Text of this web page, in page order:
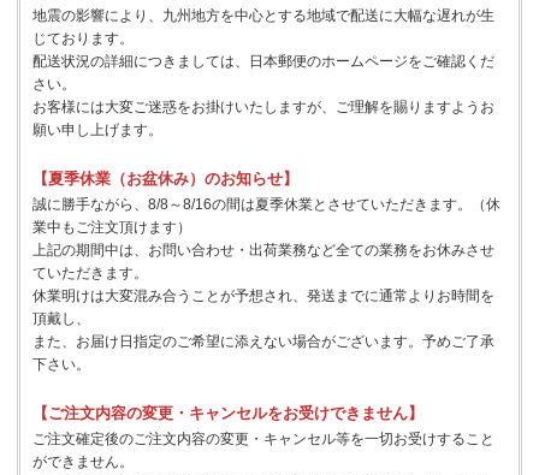
地震の影響により、九州地方を中心とする地域で配送に大幅な遅れが生
じております。
配送状況の詳細につきましては、日本郵便のホームページをご確認くだ
さい。
お客様には大変ご迷惑をお掛けいたしますが、ご理解を賜りますようお
願い申し上げます。
【夏季休業（お盆休み）のお知らせ】
誠に勝手ながら、8/8～8/16の間は夏季休業とさせていただきます。（休
業中もご注文頂けます）
上記の期間中は、お問い合わせ・出荷業務など全ての業務をお休みさせ
ていただきます。
休業明けは大変混み合うことが予想され、発送までに通常よりお時間を
頂戴し、
また、お届け日指定のご希望に添えない場合がございます。予めご了承
下さい。
【ご注文内容の変更・キャンセルをお受けできません】
ご注文確定後のご注文内容の変更・キャンセル等を一切お受けすること
ができません。